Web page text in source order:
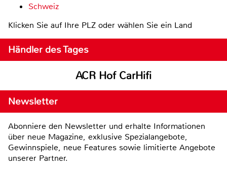
Schweiz
Klicken Sie auf Ihre PLZ oder wählen Sie ein Land
Händler des Tages
ACR Hof CarHifi
Newsletter
Abonniere den Newsletter und erhalte Informationen
über neue Magazine, exklusive Spezialangebote,
Gewinnspiele, neue Features sowie limitierte Angebote
unserer Partner.